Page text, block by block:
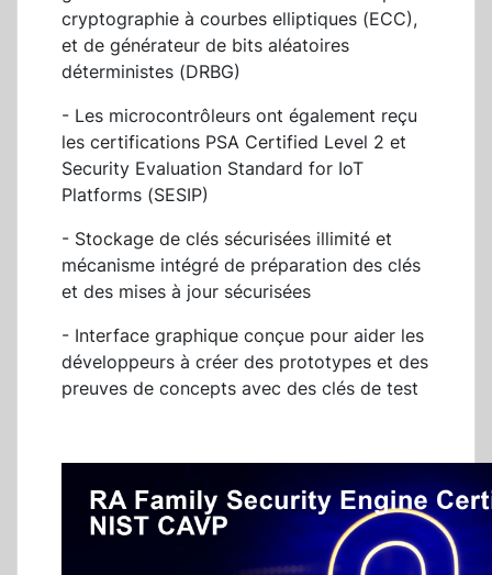
cryptographie à courbes elliptiques (ECC),
et de générateur de bits aléatoires
déterministes (DRBG)
- Les microcontrôleurs ont également reçu
les certifications PSA Certified Level 2 et
Security Evaluation Standard for IoT
Platforms (SESIP)
- Stockage de clés sécurisées illimité et
mécanisme intégré de préparation des clés
et des mises à jour sécurisées
- Interface graphique conçue pour aider les
développeurs à créer des prototypes et des
preuves de concepts avec des clés de test